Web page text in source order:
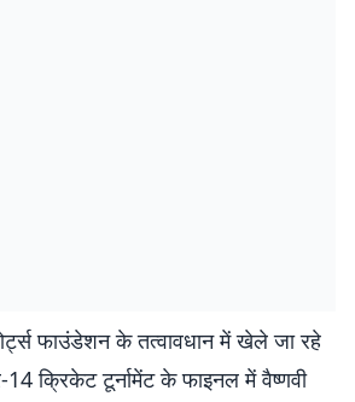
फाउंडेशन के तत्वावधान में खेले जा रहे
14 क्रिकेट टूर्नामेंट के फाइनल में वैष्णवी